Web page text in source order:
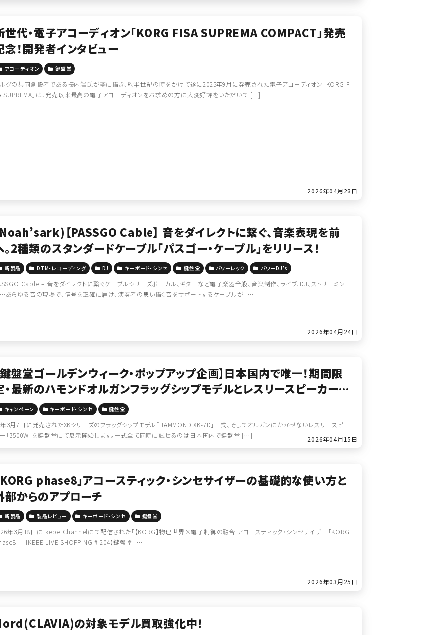
世代・電子アコーディオン「KORG FISA SUPREMA COMPACT」発売
念！開発者インタビュー
アコーディオン 鍵盤堂
グの共同創設者である長内端氏が夢に描き、約半世紀の時をかけて遂に2025年9月に発売された電子アコーディオン「KORG FI
SUPREMA」は、発売以来最高の電子アコーディオンをお求めの方に大変好評をいただいて […]
2026年04月28日
【PASSGO Cable】 音をダイレクトに繋ぐ、音楽表現を前
。2種類のスタンダードケーブル「パスゴー・ケーブル」をリリース！
新製品 DTM・レコーディング DJ キーボード・シンセ 鍵盤堂 パワーレック パワーDJ's
Cable – 音をダイレクトに繋ぐケーブルシリーズボーカル、ギターなど電子楽器全般、音楽制作、ライブ、DJ、ストリーミン
あらゆる音の現場で、信号を正確に届け、演奏者の思い描く音をサポートするケーブルが […]
2026年04月24日
鍵盤堂ゴールデンウィーク・ポップアップ企画】日本国内で唯一！期間限
・最新のハモンドオルガンフラッグシップモデルとレスリースピーカーお
し可能に！
キャンペーン キーボード・シンセ 鍵盤堂
3月7日に発売されたXKシリーズのフラッグシップモデル「HAMMOND XK-7D」一式、そしてオルガンにかかせないレスリースピー
「3500W」を鍵盤堂にて展示開始します。一式全て同時に試せるのは日本国内で鍵盤堂 […]
2026年04月15日
KORG phase8」アコースティック・シンセサイザーの基礎的な使い方と
部からのアプローチ
新製品 製品レビュー キーボード・シンセ 鍵盤堂
年3月18日にIkebe Channelにて配信された「【KORG】物理世界×電子制御の融合 アコースティック・シンセサイザー「KORG
」｜IKEBE LIVE SHOPPING # 204【鍵盤堂 […]
2026年03月25日
の対象モデル買取強化中！